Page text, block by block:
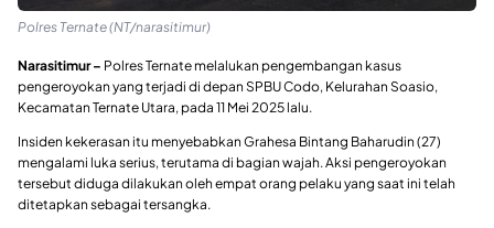
Polres Ternate (NT/narasitimur)
Narasitimur – Polres Ternate melalukan pengembangan kasus
pengeroyokan yang terjadi di depan SPBU Codo, Kelurahan Soasio,
Kecamatan Ternate Utara, pada 11 Mei 2025 lalu.
Insiden kekerasan itu menyebabkan Grahesa Bintang Baharudin (27)
mengalami luka serius, terutama di bagian wajah. Aksi pengeroyokan
tersebut diduga dilakukan oleh empat orang pelaku yang saat ini telah
ditetapkan sebagai tersangka.